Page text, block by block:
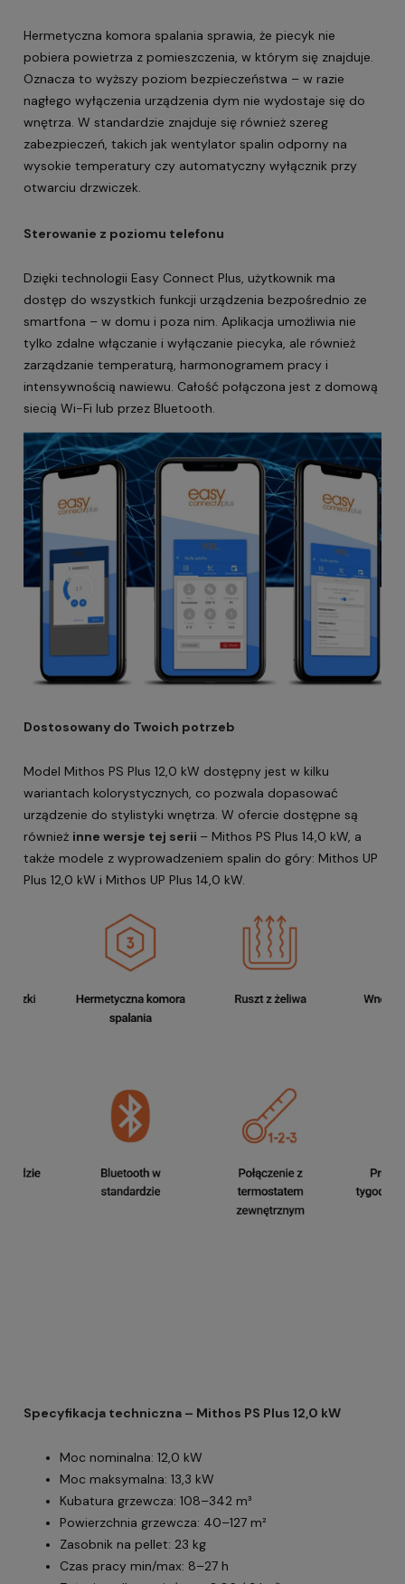
Hermetyczna komora spalania sprawia, że piecyk nie
pobiera powietrza z pomieszczenia, w którym się znajduje.
Oznacza to wyższy poziom bezpieczeństwa – w razie
nagłego wyłączenia urządzenia dym nie wydostaje się do
wnętrza. W standardzie znajduje się również szereg
zabezpieczeń, takich jak wentylator spalin odporny na
wysokie temperatury czy automatyczny wyłącznik przy
otwarciu drzwiczek.
Sterowanie z poziomu telefonu
Dzięki technologii Easy Connect Plus, użytkownik ma
dostęp do wszystkich funkcji urządzenia bezpośrednio ze
smartfona – w domu i poza nim. Aplikacja umożliwia nie
tylko zdalne włączanie i wyłączanie piecyka, ale również
zarządzanie temperaturą, harmonogramem pracy i
intensywnością nawiewu. Całość połączona jest z domową
siecią Wi-Fi lub przez Bluetooth.
Dostosowany do Twoich potrzeb
Model Mithos PS Plus 12,0 kW dostępny jest w kilku
wariantach kolorystycznych, co pozwala dopasować
urządzenie do stylistyki wnętrza. W ofercie dostępne są
również inne wersje tej serii – Mithos PS Plus 14,0 kW , a
także modele z wyprowadzeniem spalin do góry: Mithos UP
Plus 12,0 kW i Mithos UP Plus 14,0 kW
Specyfikacja techniczna – Mithos PS Plus 12,0 kW
Moc nominalna: 12,0 kW
Moc maksymalna: 13,3 kW
Kubatura grzewcza: 108–342 m³
Powierzchnia grzewcza: 40–127 m²
Zasobnik na pellet: 23 kg
Czas pracy min/max: 8–27 h